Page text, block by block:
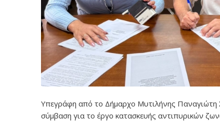
Υπεγράφη από το Δήμαρχο Μυτιλήνης Παναγιώτη
σύμβαση για το έργο κατασκευής αντιπυρικών